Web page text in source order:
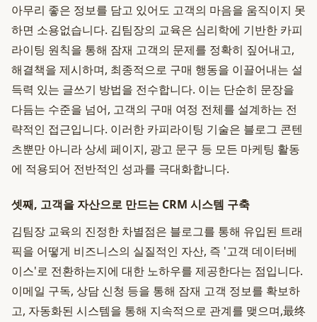
아무리 좋은 정보를 담고 있어도 고객의 마음을 움직이지 못
하면 소용없습니다. 김팀장의 교육은 심리학에 기반한 카피
라이팅 원칙을 통해 잠재 고객의 문제를 정확히 짚어내고,
해결책을 제시하며, 최종적으로 구매 행동을 이끌어내는 설
득력 있는 글쓰기 방법을 전수합니다. 이는 단순히 문장을
다듬는 수준을 넘어, 고객의 구매 여정 전체를 설계하는 전
략적인 접근입니다. 이러한 카피라이팅 기술은 블로그 콘텐
츠뿐만 아니라 상세 페이지, 광고 문구 등 모든 마케팅 활동
에 적용되어 전반적인 성과를 극대화합니다.
셋째, 고객을 자산으로 만드는 CRM 시스템 구축
김팀장 교육의 진정한 차별점은 블로그를 통해 유입된 트래
픽을 어떻게 비즈니스의 실질적인 자산, 즉 '고객 데이터베
이스'로 전환하는지에 대한 노하우를 제공한다는 점입니다.
이메일 구독, 상담 신청 등을 통해 잠재 고객 정보를 확보하
고, 자동화된 시스템을 통해 지속적으로 관계를 맺으며,最终